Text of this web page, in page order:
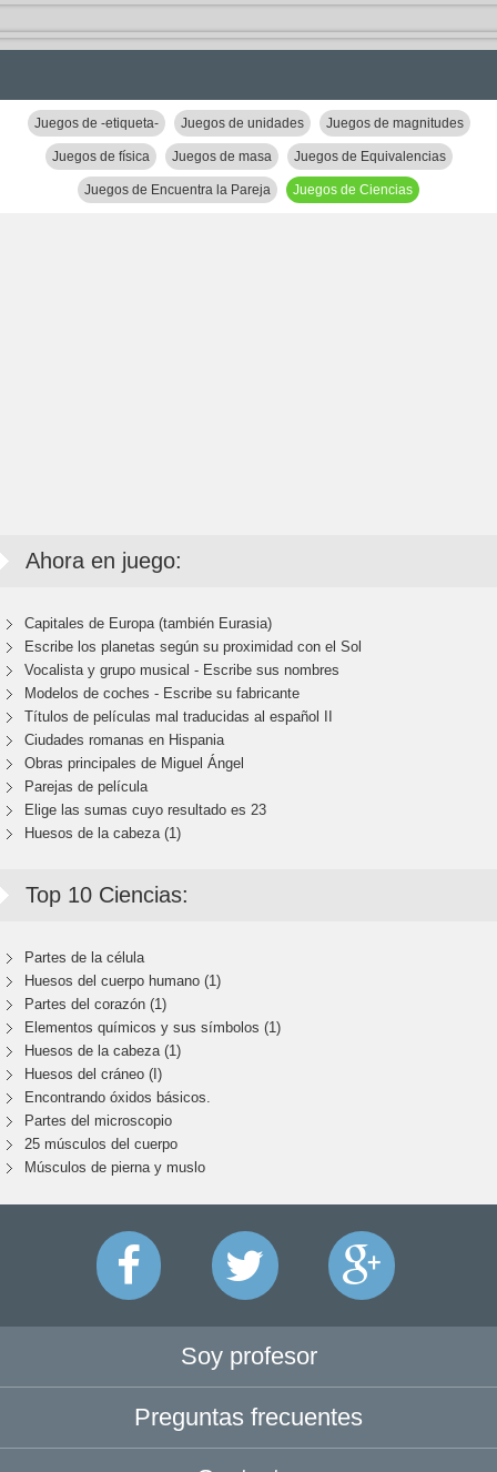
Juegos de -etiqueta- Juegos de unidades Juegos de magnitudes
Juegos de física Juegos de masa Juegos de Equivalencias
Juegos de Encuentra la Pareja Juegos de Ciencias
Ahora en juego:
Capitales de Europa (también Eurasia)
Escribe los planetas según su proximidad con el Sol
Vocalista y grupo musical - Escribe sus nombres
Modelos de coches - Escribe su fabricante
Títulos de películas mal traducidas al español II
Ciudades romanas en Hispania
Obras principales de Miguel Ángel
Parejas de película
Elige las sumas cuyo resultado es 23
Huesos de la cabeza (1)
Top 10 Ciencias:
Partes de la célula
Huesos del cuerpo humano (1)
Partes del corazón (1)
Elementos químicos y sus símbolos (1)
Huesos de la cabeza (1)
Huesos del cráneo (I)
Encontrando óxidos básicos.
Partes del microscopio
25 músculos del cuerpo
Músculos de pierna y muslo
Soy profesor
Preguntas frecuentes